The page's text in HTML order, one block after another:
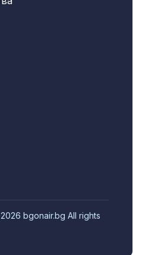
bgonair.bg All rights